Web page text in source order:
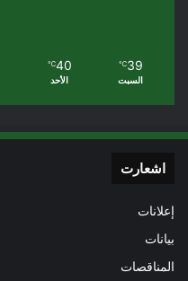
39
℃
السبت
40
℃
الأحد
اشعارت
إعلانات
بيانات
المناقصات